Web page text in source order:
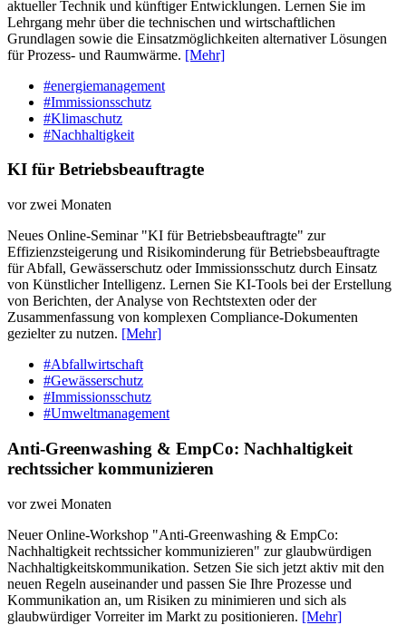
aktueller Technik und künftiger Entwicklungen. Lernen Sie im
Lehrgang mehr über die technischen und wirtschaftlichen
Grundlagen sowie die Einsatzmöglichkeiten alternativer Lösungen
für Prozess- und Raumwärme. [Mehr]
#energiemanagement
#Immissionsschutz
#Klimaschutz
#Nachhaltigkeit
KI für Betriebsbeauftragte
vor zwei Monaten
Neues Online-Seminar "KI für Betriebsbeauftragte" zur
Effizienzsteigerung und Risikominderung für Betriebsbeauftragte
für Abfall, Gewässerschutz oder Immissionsschutz durch Einsatz
von Künstlicher Intelligenz. Lernen Sie KI-Tools bei der Erstellung
von Berichten, der Analyse von Rechtstexten oder der
Zusammenfassung von komplexen Compliance-Dokumenten
gezielter zu nutzen. [Mehr]
#Abfallwirtschaft
#Gewässerschutz
#Immissionsschutz
#Umweltmanagement
Anti-Greenwashing & EmpCo: Nachhaltigkeit
rechtssicher kommunizieren
vor zwei Monaten
Neuer Online-Workshop "Anti-Greenwashing & EmpCo:
Nachhaltigkeit rechtssicher kommunizieren" zur glaubwürdigen
Nachhaltigkeitskommunikation. Setzen Sie sich jetzt aktiv mit den
neuen Regeln auseinander und passen Sie Ihre Prozesse und
Kommunikation an, um Risiken zu minimieren und sich als
glaubwürdiger Vorreiter im Markt zu positionieren. [Mehr]